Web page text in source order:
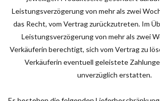
Leistungsverzögerung von mehr als zwei
das Recht, vom Vertrag zurückzutreten. Im
Leistungsverzögerung von mehr als zwei
Verkäuferin berechtigt, sich vom Vertrag zu
Verkäuferin eventuell geleistete
unverzüglich erstatten.